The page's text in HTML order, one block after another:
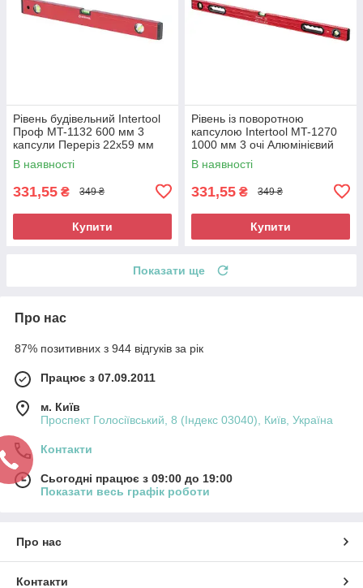
Рівень будівельний Intertool
Проф MT-1132 600 мм 3
капсули Переріз 22х59 мм
Будівельний рівень
Професійний будівельний
В наявності
331,55 ₴ 349 ₴
Купити
Рівень із поворотною
капсулою Intertool MT-1270
1000 мм 3 очі Алюмінієвий
рівень з поворотною
капсулою Будівельний рівень
В наявності
331,55 ₴ 349 ₴
Купити
Показати ще
Про нас
87% позитивних з 944 відгуків за рік
Працює з 07.09.2011
м. Київ
Проспект Голосіївський, 8 (Індекс 03040), Київ, Україна
Контакти
Сьогодні працює з 09:00 до 19:00
Показати весь графік роботи
Про нас
Контакти